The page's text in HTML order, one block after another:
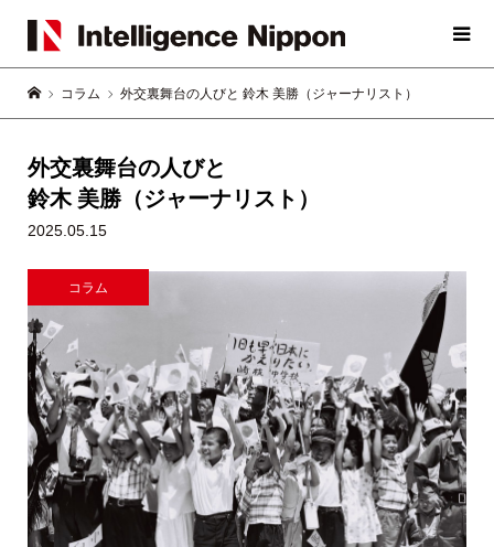
コラム 外交裏舞台の人びと 鈴木 美勝（ジャーナリスト）
外交裏舞台の人びと
鈴木 美勝（ジャーナリスト）
2025.05.15
コラム